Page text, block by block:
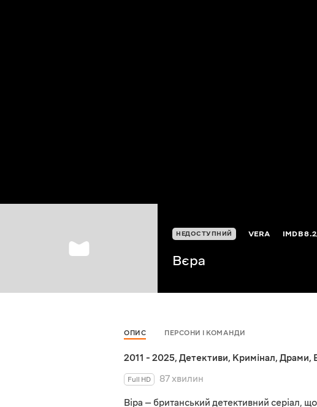
НЕДОСТУПНИЙ VERA IMDB
Вєра
ОПИС ПЕРСОНИ І КОМАНДИ
2011 - 2025, Детективи, Кримінал, Драми,
Full HD
87 хвилин
Віра — британський детективний серіал,